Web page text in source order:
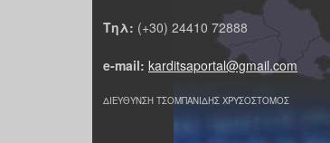
Τηλ: (+30) 24410 72888
e-mail: karditsaportal@gmail.com
ΔΙΕΥΘΥΝΣΗ ΤΣΟΜΠΑΝΙΔΗΣ ΧΡΥΣΟΣΤΟΜΟΣ